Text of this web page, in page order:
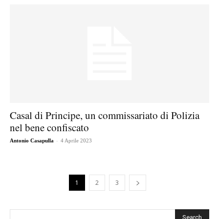
Casal di Principe, un commissariato di Polizia
nel bene confiscato
Antonio Casapulla - 4 Aprile 2023
1 2 3